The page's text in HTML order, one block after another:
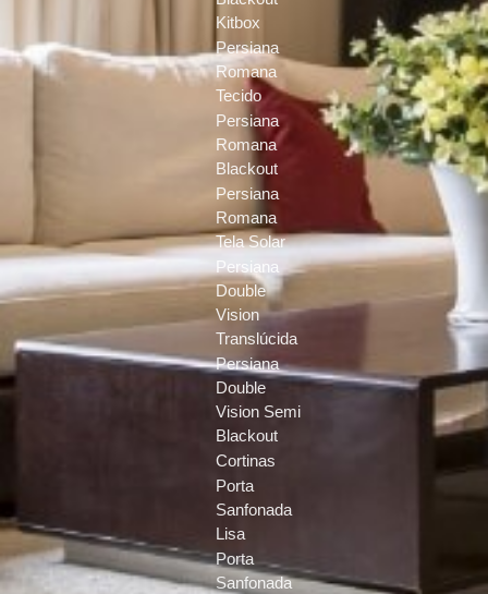
Kitbox
Persiana
Romana
Tecido
Persiana
Romana
Blackout
Persiana
Romana
Tela Solar
Persiana
Double
Vision
Translúcida
Persiana
Double
Vision Semi
Blackout
Cortinas
Porta
Sanfonada
Lisa
Porta
Sanfonada